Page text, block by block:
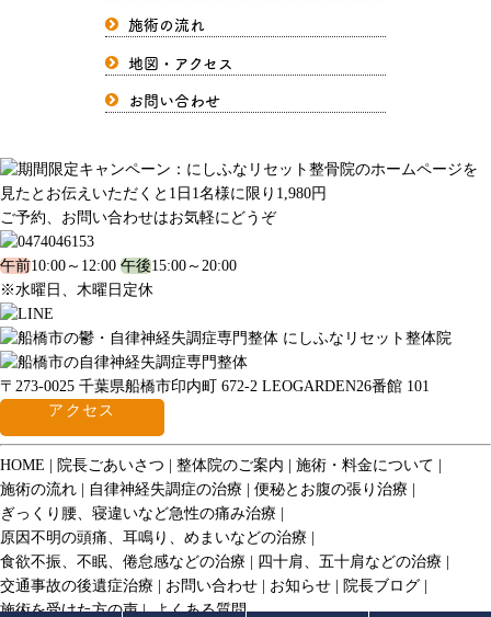
施術の流れ
地図・アクセス
お問い合わせ
ご予約、お問い合わせはお気軽にどうぞ
午前10:00～12:00 午後15:00～20:00
※水曜日、木曜日定休
〒273-0025 千葉県船橋市印内町 672-2 LEOGARDEN26番館 101
アクセス
HOME 院長ごあいさつ 整体院のご案内
施術・料金について
施術の流れ
自律神経失調症の治療
便秘とお腹の張り治療
ぎっくり腰、寝違いなど急性の痛み治療
原因不明の頭痛、耳鳴り、めまいなどの治療
食欲不振、不眠、倦怠感などの治療
四十肩、五十肩などの治療
交通事故の後遺症治療
お問い合わせ お知らせ
院長ブログ
施術を受けた方の声
よくある質問